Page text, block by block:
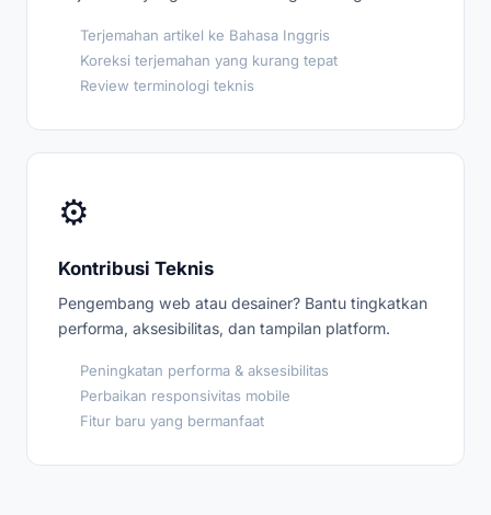
Terjemahan artikel ke Bahasa Inggris
Koreksi terjemahan yang kurang tepat
Review terminologi teknis
⚙️
Kontribusi Teknis
Pengembang web atau desainer? Bantu tingkatkan
performa, aksesibilitas, dan tampilan platform.
Peningkatan performa & aksesibilitas
Perbaikan responsivitas mobile
Fitur baru yang bermanfaat